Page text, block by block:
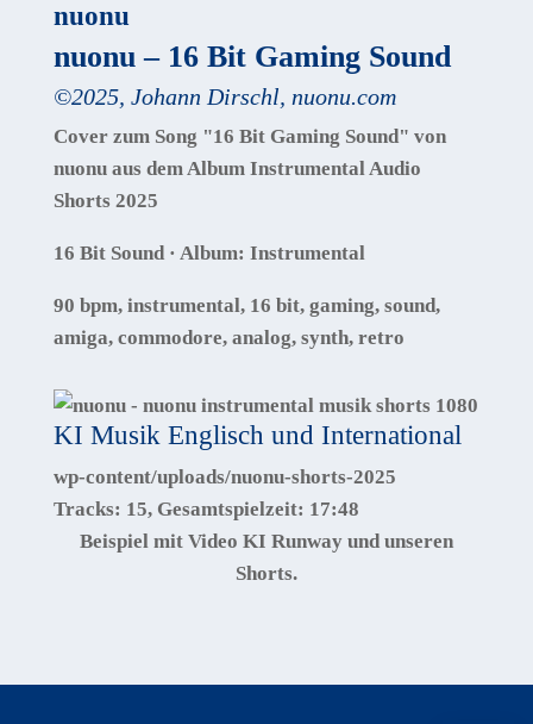
nuonu
nuonu – 16 Bit Gaming Sound
©2025, Johann Dirschl, nuonu.com
Cover zum Song "16 Bit Gaming Sound" von
nuonu aus dem Album Instrumental Audio
Shorts 2025
16 Bit Sound · Album: Instrumental
90 bpm, instrumental, 16 bit, gaming, sound,
amiga, commodore, analog, synth, retro
KI Musik Englisch und International
wp-content/uploads/nuonu-shorts-2025
Tracks: 15, Gesamtspielzeit: 17:48
Beispiel mit Video KI Runway und unseren
Shorts.